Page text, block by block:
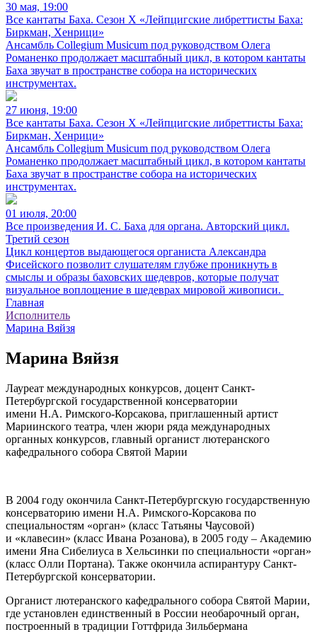
30 мая, 19:00
Все кантаты Баха. Сезон X «Лейпцигские либреттисты Баха:
Биркман, Хенрици»
Ансамбль Collegium Musicum под руководством Олега
Романенко продолжает масштабный цикл, в котором кантаты
Баха звучат в пространстве собора на исторических
инструментах.
27 июня, 19:00
Все кантаты Баха. Сезон X «Лейпцигские либреттисты Баха:
Биркман, Хенрици»
Ансамбль Collegium Musicum под руководством Олега
Романенко продолжает масштабный цикл, в котором кантаты
Баха звучат в пространстве собора на исторических
инструментах.
01 июля, 20:00
Все произведения И. С. Баха для органа. Авторский цикл.
Третий сезон
Цикл концертов выдающегося органиста Александра
Фисейского позволит слушателям глубже проникнуть в
смыслы и образы баховских шедевров, которые получат
визуальное воплощение в шедеврах мировой живописи.
Главная
Исполнитель
Марина Вяйзя
Марина Вяйзя
Лауреат международных конкурсов, доцент Санкт-
Петербургской государственной консерватории
имени Н.А. Римского-Корсакова, приглашенный артист
Мариинского театра, член жюри ряда международных
органных конкурсов, главный органист лютеранского
кафедрального собора Святой Марии
В 2004 году окончила Санкт-Петербургскую государственную
консерваторию имени Н.А. Римского-Корсакова по
специальностям «орган» (класс Татьяны Чаусовой)
и «клавесин» (класс Ивана Розанова), в 2005 году – Академию
имени Яна Сибелиуса в Хельсинки по специальности «орган»
(класс Олли Портана). Также окончила аспирантуру Санкт-
Петербургской консерватории.
Органист лютеранского кафедрального собора Святой Марии,
где установлен единственный в России необарочный орган,
построенный в традиции Готтфрида Зильбермана